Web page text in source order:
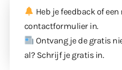
Heb je feedback of
contactformulierin.
Ontvang je de gratis
al? Schrijf je gratis in.